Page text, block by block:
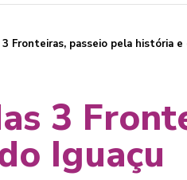
3 Fronteiras, passeio pela história
3
Iguaçu